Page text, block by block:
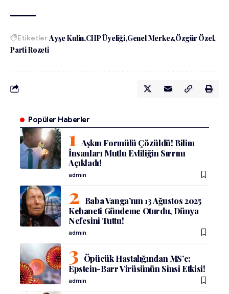
EtiketlerAyşe Kulin CHP Üyeliği Genel Merkez Özgür Özel
Parti Rozeti
Popüler Haberler
Aşkın Formülü Çözüldü! Bilim
İnsanları Mutlu Evliliğin Sırrını
Açıkladı!
admin
Baba Vanga’nın 13 Ağustos 2025
Kehaneti Gündeme Oturdu, Dünya
Nefesini Tuttu!
admin
Öpücük Hastalığından MS’e:
Epstein-Barr Virüsünün Sinsi Etkisi!
admin